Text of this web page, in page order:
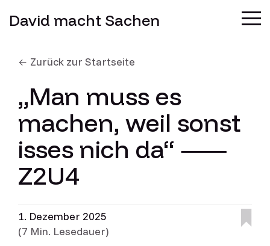
David macht Sachen
Zurück zur Startseite
„Man muss es
machen, weil sonst
isses nich da“ ⸺
Z2U4
1. Dezember 2025
(7 Min. Lesedauer)